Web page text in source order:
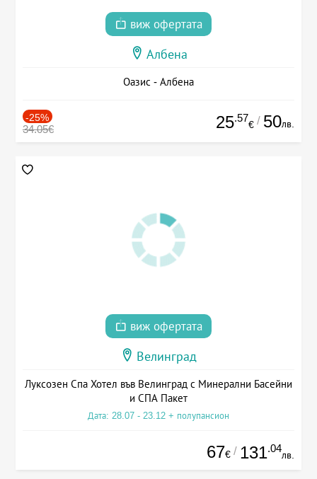
виж офертата
Албена
Оазис - Албена
-25%
34.05€ 25.57
€ / 50лв.
виж офертата
Велинград
Луксозен Спа Хотел във Велинград с Минерални Басейни
и СПА Пакет
Дата: 28.07 - 23.12 + полупансион
67€ / 131.04
лв.